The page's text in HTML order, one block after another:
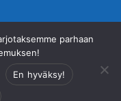
ry
| +358 46 878 2200
parhaan
En hyväksy!